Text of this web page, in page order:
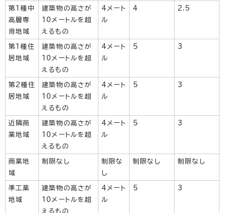
第1種中
高層専
用地域
建築物の高さが
10メートルを超
えるもの
4メート
ル
4 2.5
第1種住
居地域
建築物の高さが
10メートルを超
えるもの
4メート
ル
5 3
第2種住
居地域
建築物の高さが
10メートルを超
えるもの
4メート
ル
5 3
近隣商
業地域
建築物の高さが
10メートルを超
えるもの
4メート
ル
5 3
商業地
域
制限なし
制限な
し
制限なし 制限なし
準工業
地域
建築物の高さが
10メートルを超
えるもの
4メート
ル
5 3